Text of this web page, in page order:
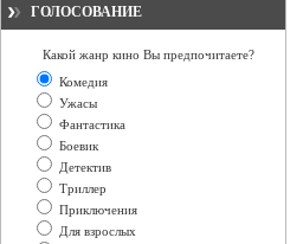
ГОЛОСОВАНИЕ
Какой жанр кино Вы предпочитаете?
Комедия
Ужасы
Фантастика
Боевик
Детектив
Триллер
Приключения
Для взрослых